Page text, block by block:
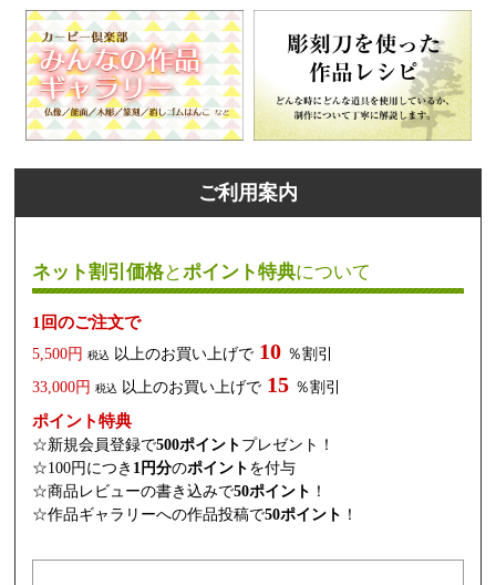
ご利用案内
ネット割引価格とポイント特典について
1回のご注文で
5,500円 税込 以上のお買い上げで 10 ％割引
33,000円 税込 以上のお買い上げで 15 ％割引
ポイント特典
☆新規会員登録で500ポイント プレゼント！
☆100円につき 1円分のポイント を付与
☆商品レビューの書き込みで50ポイント ！
☆作品ギャラリーへの作品投稿で50ポイント ！